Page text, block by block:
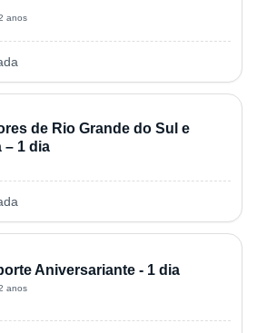
anos
de Rio Grande do Sul e
– 1 dia
Aniversariante - 1 dia
anos